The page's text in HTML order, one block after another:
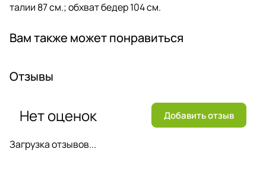
талии 87 см.; обхват бедер 104 см.
Вам также может понравиться
Отзывы
Загрузка отзывов...
Нет оценок Добавить отзыв